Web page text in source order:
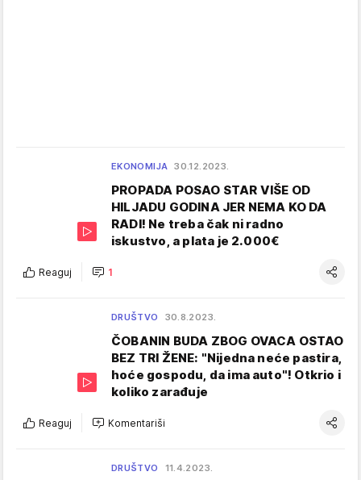
EKONOMIJA 30.12.2023.
PROPADA POSAO STAR VIŠE OD
HILJADU GODINA JER NEMA KO DA
RADI! Ne treba čak ni radno
iskustvo, a plata je 2.000€
Reaguj 1
DRUŠTVO 30.8.2023.
ČOBANIN BUDA ZBOG OVACA OSTAO
BEZ TRI ŽENE: "Nijedna neće pastira,
hoće gospodu, da ima auto"! Otkrio i
koliko zarađuje
Reaguj Komentariši
DRUŠTVO 11.4.2023.